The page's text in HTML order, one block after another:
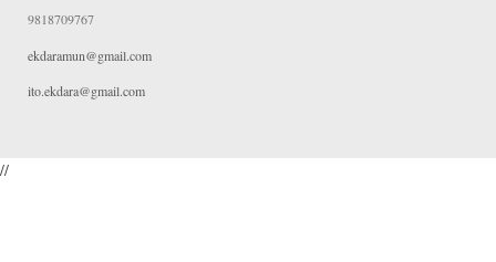
9818709767
ekdaramun@gmail.com
ito.ekdara@gmail.com
//